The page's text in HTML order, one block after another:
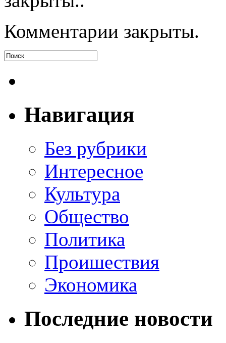
Комментарии закрыты.
Навигация
Без рубрики
Интересное
Культура
Общество
Политика
Проишествия
Экономика
Последние новости